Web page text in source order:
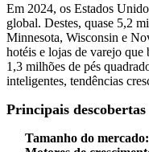
Em 2024, os Estados
global. Destes, quase 5,2
Minnesota, Wisconsin e
hotéis e lojas de varejo que
1,3 milhões de pés
inteligentes, tendências
Principais descobertas
Tamanho do mercado: